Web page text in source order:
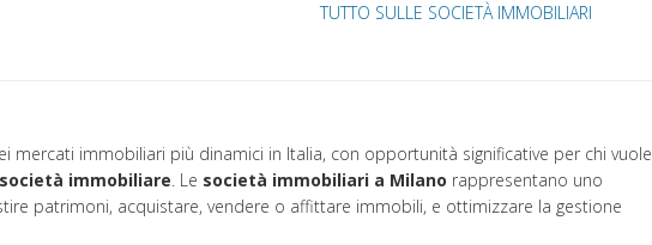
TUTTO SULLE SOCIETÀ IMMOBILIARI
mercati immobiliari più dinamici in Italia, con opportunità significative per chi vuole
società immobiliare. Le società immobiliari a Milano rappresentano uno
patrimoni, acquistare, vendere o affittare immobili, e ottimizzare la gestione